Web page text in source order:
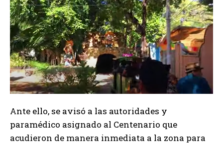
Ante ello, se avisó a las autoridades y
paramédico asignado al Centenario que
acudieron de manera inmediata a la zona para